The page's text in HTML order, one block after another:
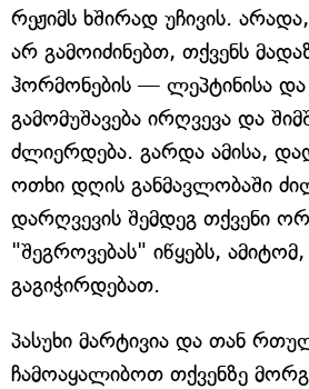
რეჟიმს ხშირად უჩივის.
არ გამოიძინებთ, თქვენს
ჰორმონების — ლეპტინისა
გამომუშავება ირღვევა და
ძლიერდება. გარდა ამისა,
ოთხი დღის განმავლობაში
დარღვევის შემდეგ თქვენი
"შეგროვებას" იწყებს,
გაგიჭირდებათ.
პასუხი მარტივია და თან
ჩამოაყალიბოთ თქვენზე